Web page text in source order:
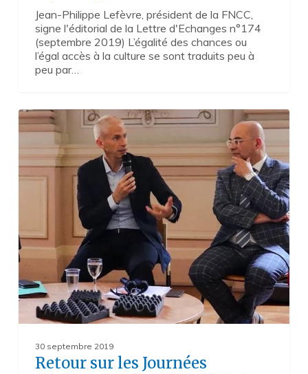
Jean-Philippe Lefèvre, président de la FNCC,
signe l'éditorial de la Lettre d'Echanges n°174
(septembre 2019) L’égalité des chances ou
l’égal accès à la culture se sont traduits peu à
peu par…
Retour
sur
Journées
d’Avignon
les
ambitions
territoriales
du
ministre
la
30 septembre 2019
Retour sur les Journées
1